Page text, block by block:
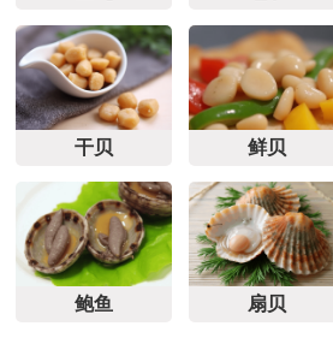
干贝 鲜贝
鲍鱼 扇贝